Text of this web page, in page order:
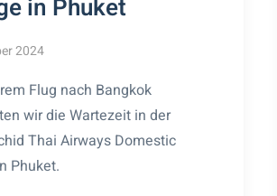
in Phuket
2024
Flug nach Bangkok
wir die Wartezeit in der
Thai Airways Domestic
Phuket.